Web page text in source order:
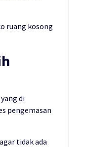
ruang kosong
di
pengemasan
tidak ada